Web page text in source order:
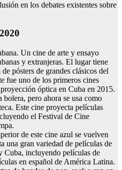
en los debates existentes sobre
Un cine de arte y ensayo
y extranjeras. El lugar tiene
pósters de grandes clásicos del
fue uno de los primeros cines
óptica en Cuba en 2015.
pero ahora se usa como
Este cine proyecta películas
el Festival de Cine
de este cine azul se vuelven
una gran variedad de películas de
Cuba, incluyendo películas de
en español de América Latina.